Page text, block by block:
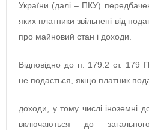
України (далі – ПКУ)
яких платники звільнені від
про майновий стан і доходи.
Відповідно до п. 179.2 ст. 179
не подається, якщо платник
доходи, у тому числі іноземні
включаються до